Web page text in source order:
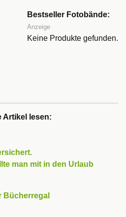
Bestseller Fotobände:
Anzeige
Keine Produkte gefunden.
Artikel lesen:
man mit in den Urlaub
Bücherregal